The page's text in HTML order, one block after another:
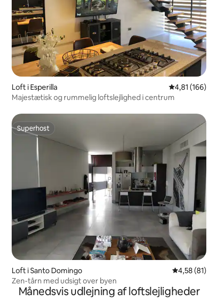
Loft i Esperilla 4,81 ud af 5 i
4,81 (166)
Majestætisk og rummelig loftslejlighed i centrum
Superhost
Superhost
Loft i Santo Domingo 4,58 ud af 5
4,58 (81)
Zen-tårn med udsigt over byen
Månedsvis udlejning af loftslejligheder